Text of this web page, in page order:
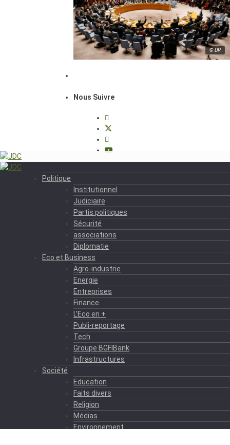
© DR
Nous Suivre
Politique
Institutionnel
Judiciaire
Partis politiques
Sécurité
associations
Diplomatie
Eco et Business
Agro-industrie
Energie
Entreprises
Finance
L’Eco en +
Publi-reportage
Tech
Groupe BGFIBank
Infrastructures
Société
Education
Faits divers
Religion
Médias
Environnement